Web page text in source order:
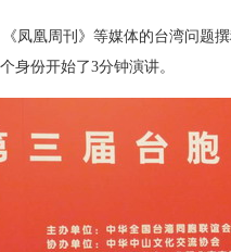
凤凰周刊》等媒体的台湾问题
身份开始了3分钟演讲。